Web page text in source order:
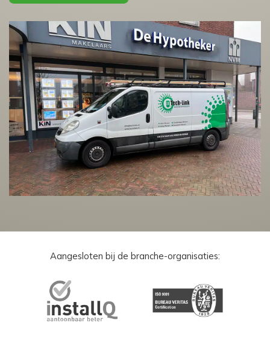
Aangesloten bij de branche-organisaties: